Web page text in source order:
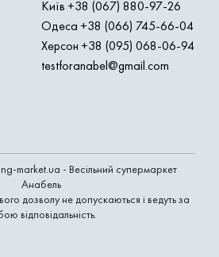
Київ +38 (067) 880-97-26
Одеса +38 (066) 745-66-04
Херсон +38 (095) 068-06-94
testforanabel@gmail.com
market.ua - Весільний супермаркет
Анабель
дозволу не допускаються і ведуть за
відповідальність.